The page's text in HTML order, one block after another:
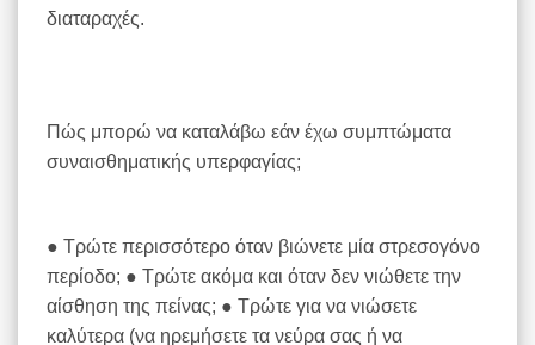
διαταραχές.
Πώς μπορώ να καταλάβω εάν έχω συμπτώματα
συναισθηματικής υπερφαγίας;
● Τρώτε περισσότερο όταν βιώνετε μία στρεσογόνο
περίοδο; ● Τρώτε ακόμα και όταν δεν νιώθετε την
αίσθηση της πείνας; ● Τρώτε για να νιώσετε
καλύτερα (να ηρεμήσετε τα νεύρα σας ή να